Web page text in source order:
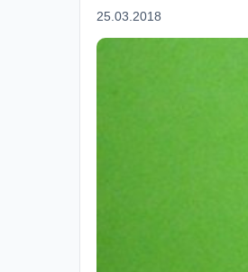
25.03.2018